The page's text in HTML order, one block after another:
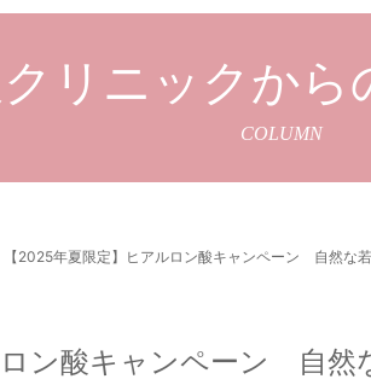
リニックか
COLUMN
【2025年夏限定】ヒアルロン酸キャンペーン 自然な
ロン酸キャンペーン 自然